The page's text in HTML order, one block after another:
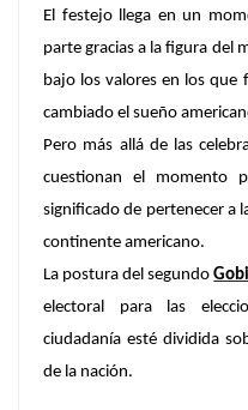
El festejo llega en un
parte gracias a la figura del
bajo los valores en los que
cambiado el sueño
Pero más allá de las
cuestionan el momento
significado de pertenecer a
continente americano.
La postura del segundo
electoral para las
ciudadanía esté dividida
de la nación.